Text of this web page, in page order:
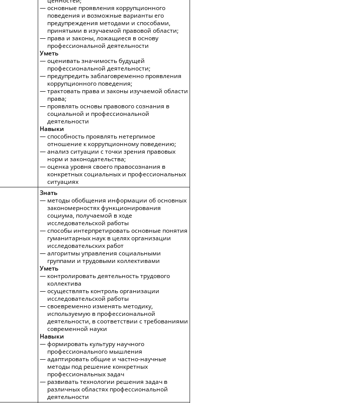
основные проявления коррупционного
поведения и возможные варианты его
предупреждения методами и способами,
принятыми в изучаемой правовой области;
права и законы, ложащиеся в основу
профессиональной деятельности
Уметь
оценивать значимость будущей
профессиональной деятельности;
предупредить заблаговременно проявления
коррупционного поведения;
трактовать права и законы изучаемой области
права;
проявлять основы правового сознания в
социальной и профессиональной
деятельности
Навыки
способность проявлять нетерпимое
отношение к коррупционному поведению;
анализ ситуации с точки зрения правовых
норм и законодательства;
оценка уровня своего правосознания в
конкретных социальных и профессиональных
ситуациях
Знать
методы обобщения информации об основных
закономерностях функционирования
социума, получаемой в ходе
исследовательской работы
способы интерпретировать основные понятия
гуманитарных наук в целях организации
исследовательских работ
алгоритмы управления социальными
группами и трудовыми коллективами
Уметь
контролировать деятельность трудового
коллектива
осуществлять контроль организации
исследовательской работы
своевременно изменять методику,
используемую в профессиональной
деятельности, в соответствии с требованиями
современной науки
Навыки
формировать культуру научного
профессионального мышления
адаптировать общие и частно-научные
методы под решение конкретных
профессиональных задач
развивать технологии решения задач в
различных областях профессиональной
деятельности